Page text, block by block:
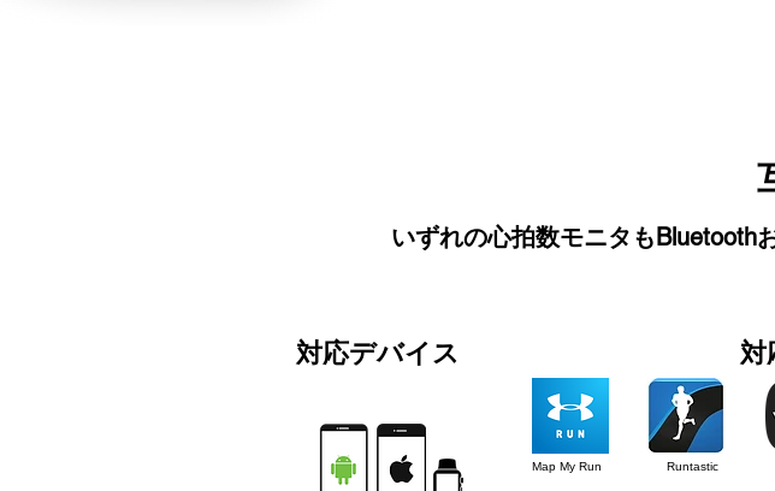
いずれの心拍数モニタもBluetooth
対応デバイス 対
Map My Run Runtastic